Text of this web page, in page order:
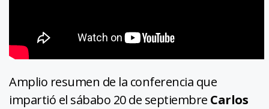
Amplio resumen de la conferencia que
impartió el sábabo 20 de septiembre Carlos